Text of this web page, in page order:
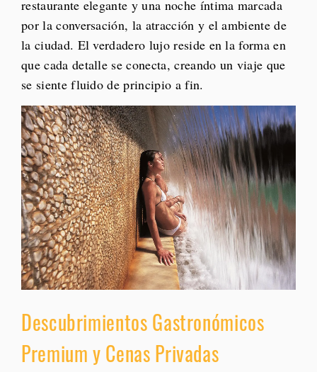
restaurante elegante y una noche íntima marcada
por la conversación, la atracción y el ambiente de
la ciudad. El verdadero lujo reside en la forma en
que cada detalle se conecta, creando un viaje que
se siente fluido de principio a fin.
Descubrimientos Gastronómicos
Premium y Cenas Privadas